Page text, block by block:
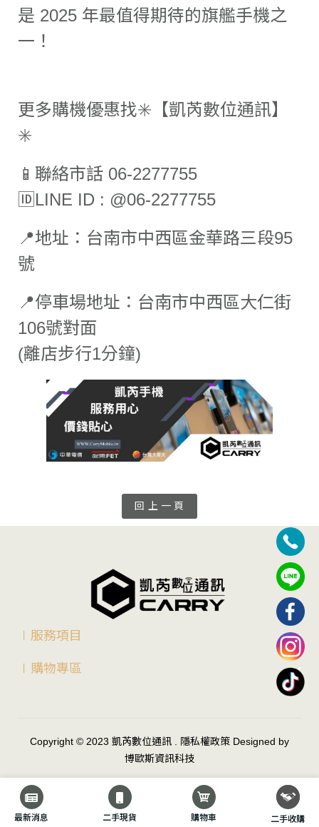
最新消息 二手現貨 購物車 二手收購
是 2025 年最值得期待的旗艦手機之
一！
更多購機優惠找✳️【凱芮數位通訊】
✳️
📱聯絡市話 06-2277755
🆔LINE ID : @06-2277755
📍地址：台南市中西區金華路三段95
號
📍停車場地址：台南市中西區大仁街
106號對面
(離店步行1分鐘)
回 上 一 頁
∣服務項目
∣購物專區
Copyright © 2023 凱芮數位通訊 隱私權政策 Designed by
博歐斯資訊科技